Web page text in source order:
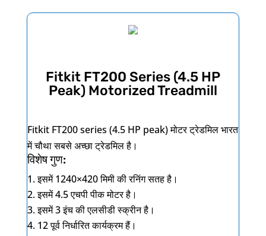
Fitkit FT200 Series (4.5 HP
Peak) Motorized Treadmill
Fitkit FT200 series (4.5 HP peak)मोटर ट्रेडमिल भारत
में चौथा सबसे अच्छा ट्रेडमिल है।
विशेष गुण:
इसमें1240×420मिमी की रनिंग सतह है।
इसमें4.5एचपी पीक मोटर है।
इसमें3इंच की एलसीडी स्क्रीन है।
12पूर्व निर्धारित कार्यक्रम हैं।